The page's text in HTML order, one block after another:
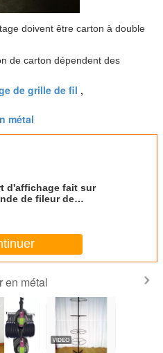
doivent être carton à double
de carton dépendent des
de grille de fil ,
métal
d'affichage fait sur
de fileur de
de pantoufle
en métal